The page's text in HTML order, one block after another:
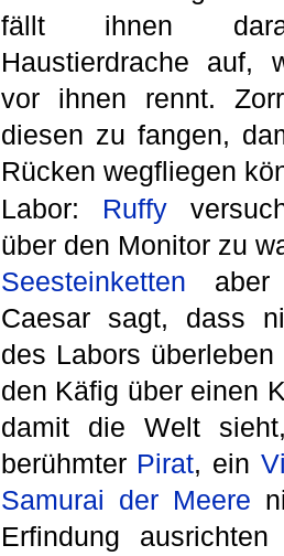
fällt ihnen
Haustierdrache auf,
vor ihnen rennt.
diesen zu fangen,
Rücken wegfliegen
Labor: Ruffy
über den Monitor zu
Seesteinketten aber
Caesar sagt, dass
des Labors
den Käfig über einen
damit die Welt
berühmter Pirat, ein
Samurai der Meere
Erfindung